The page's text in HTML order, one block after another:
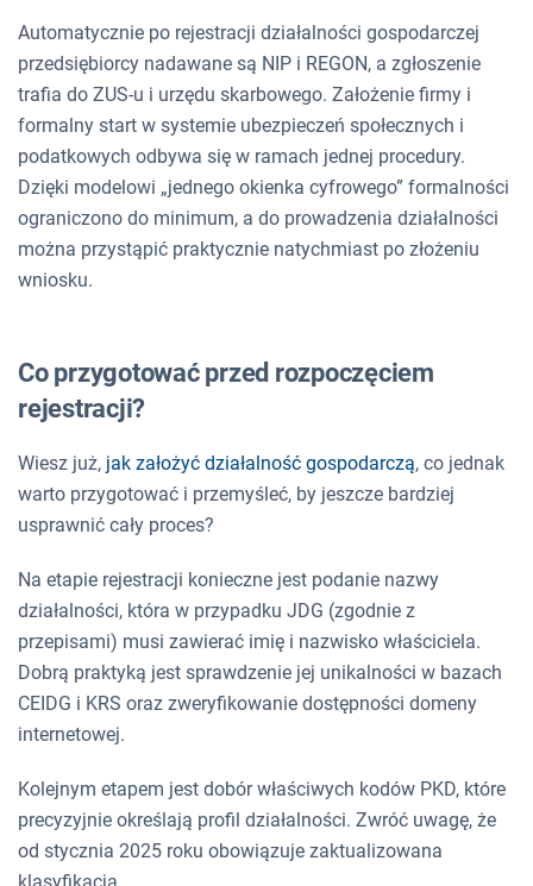
Automatycznie po rejestracji działalności gospodarczej
przedsiębiorcy nadawane są NIP i REGON, a zgłoszenie
trafia do ZUS-u i urzędu skarbowego. Założenie firmy i
formalny start w systemie ubezpieczeń społecznych i
podatkowych odbywa się w ramach jednej procedury.
Dzięki modelowi „jednego okienka cyfrowego” formalności
ograniczono do minimum, a do prowadzenia działalności
można przystąpić praktycznie natychmiast po złożeniu
wniosku.
Co przygotować przed rozpoczęciem
rejestracji?
Wiesz już, jak założyć działalność gospodarczą, co jednak
warto przygotować i przemyśleć, by jeszcze bardziej
usprawnić cały proces?
Na etapie rejestracji konieczne jest podanie nazwy
działalności, która w przypadku JDG (zgodnie z
przepisami) musi zawierać imię i nazwisko właściciela.
Dobrą praktyką jest sprawdzenie jej unikalności w bazach
CEIDG i KRS oraz zweryfikowanie dostępności domeny
internetowej.
Kolejnym etapem jest dobór właściwych kodów PKD, które
precyzyjnie określają profil działalności. Zwróć uwagę, że
od stycznia 2025 roku obowiązuje zaktualizowana